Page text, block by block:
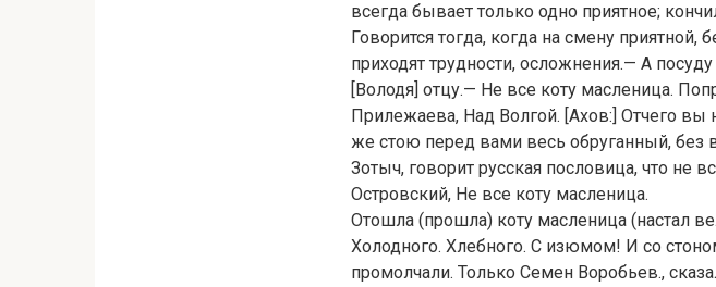
всегда бывает только одно приятное;
Говорится тогда, когда на смену приятной,
приходят трудности, осложнения.— А
[Володя] отцу.— Не все коту масленица.
Прилежаева, Над Волгой. [Ахов:] Отчего вы
же стою перед вами весь обруганный, без
Зотыч, говорит русская пословица, что не
Островский, Не все коту масленица.
Отошла (прошла) коту масленица (настал
Холодного. Хлебного. С изюмом! И со
промолчали. Только Семен Воробьев.,